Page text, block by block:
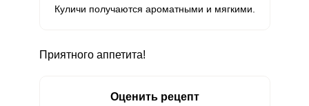
Куличи получаются ароматными и мягкими.
Приятного аппетита!
Оценить рецепт